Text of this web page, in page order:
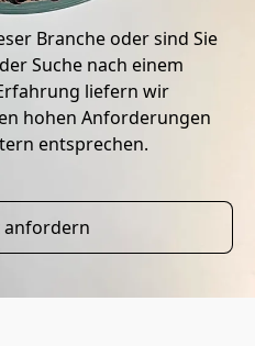
Branche oder sind Sie
Suche nach einem
liefern wir
hohen Anforderungen
entsprechen.
anfordern